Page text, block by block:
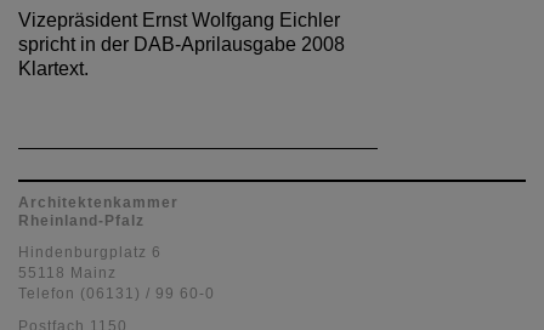
Vizepräsident Ernst Wolfgang Eichler
spricht in der DAB-Aprilausgabe 2008
Klartext.
Architektenkammer
Rheinland-Pfalz
Hindenburgplatz 6
55118 Mainz
Telefon (06131) / 99 60-0
Postfach 1150